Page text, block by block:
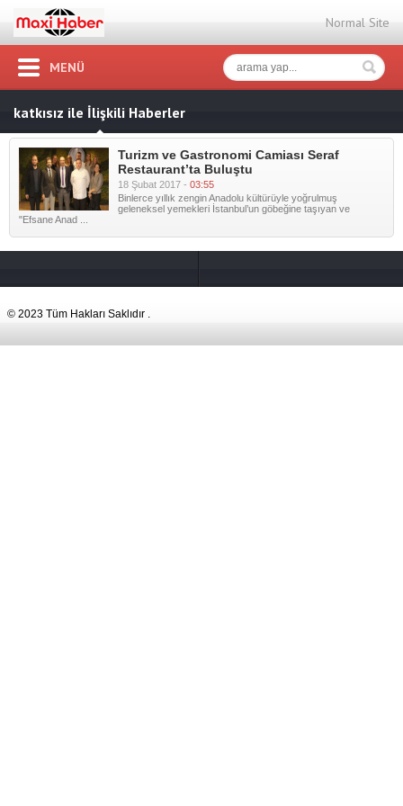
Normal Site
MENÜ
katkısız ile İlişkili Haberler
Turizm ve Gastronomi Camiası Seraf
Restaurant’ta Buluştu
18 Şubat 2017 - 03:55
Binlerce yıllık zengin Anadolu kültürüyle yoğrulmuş
geleneksel yemekleri İstanbul’un göbeğine taşıyan ve
"Efsane Anad ...
© 2023 Tüm Hakları Saklıdır .